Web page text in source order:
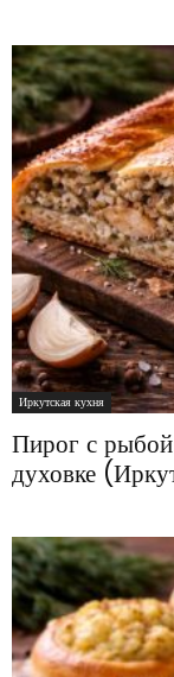
Иркутская кухня
Пирог с
духовке